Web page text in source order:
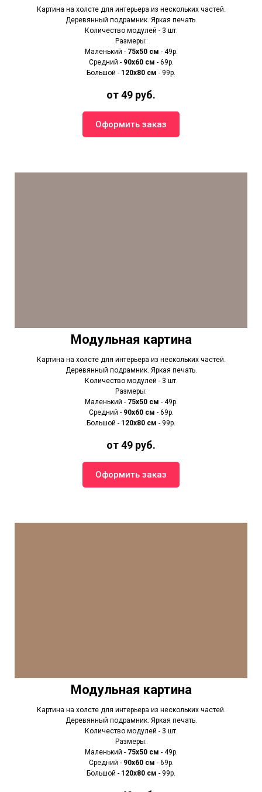
Картина на холсте для интерьера из нескольких частей.
Деревянный подрамник. Яркая печать.
Количество модулей - 3 шт.
Размеры:
Маленький - 75х50 см - 49р.
Средний - 90x60 см - 69р.
Большой - 120х80 см - 99р.
от 49 руб.
Оформить заказ
Модульная картина
Картина на холсте для интерьера из нескольких частей.
Деревянный подрамник. Яркая печать.
Количество модулей - 3 шт.
Размеры:
Маленький - 75х50 см - 49р.
Средний - 90x60 см - 69р.
Большой - 120х80 см - 99р.
от 49 руб.
Оформить заказ
Модульная картина
Картина на холсте для интерьера из нескольких частей.
Деревянный подрамник. Яркая печать.
Количество модулей - 3 шт.
Размеры:
Маленький - 75х50 см - 49р.
Средний - 90x60 см - 69р.
Большой - 120х80 см - 99р.